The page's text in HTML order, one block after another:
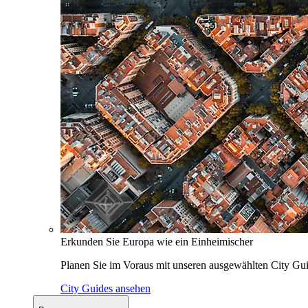
Erkunden Sie Europa wie ein Einheimischer
Planen Sie im Voraus mit unseren ausgewählten City
City Guides ansehen